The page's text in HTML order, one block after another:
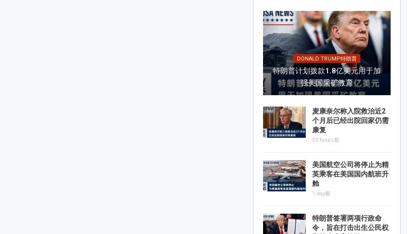
DONALD TRUMP特朗普
特朗普计划拨款1.8亿美元用于加
强美国采矿教育
麦康奈尔称入院救治近2
个月后已经出院回家仍需
康复
20 hours前
美国航空公司将停止为精
英乘客在美国国内航班升
舱
1 day前
特朗普签署两项行政命
令，旨在打击出生公民权